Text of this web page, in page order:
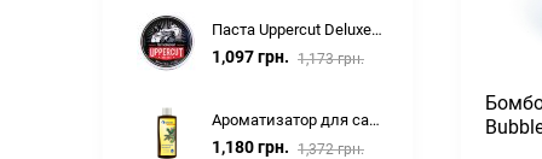
Паста Uppercut Deluxe Featherweight 70г
1,097 грн. 1,173 грн.
Ароматизатор для сауни бані Spitzner САУНАМЕД (SAUNAMED) 190мл
1,180 грн. 1,372 грн.